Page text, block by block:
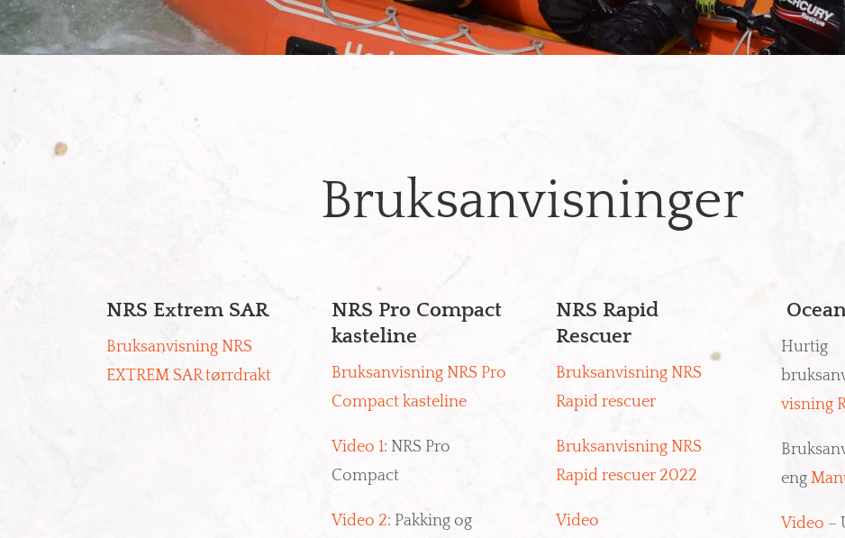
Bruksanvisninger
NRS Extrem SAR
Bruksanvisning NRS
EXTREM SAR tørrdrakt
NRS Pro Compact
kasteline
Bruksanvisning NRS Pro
Compact kasteline
Video 1: NRS Pro
Compact
Video 2: Pakking og
NRS Rapid
Rescuer
Bruksanvisning NRS
Rapid rescuer
Bruksanvisning NRS
Rapid rescuer 2022
Video
Hurtig
visning
eng
Video –